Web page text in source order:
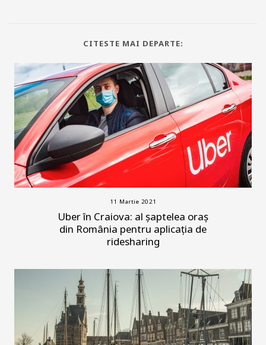
CITESTE MAI DEPARTE:
11 Martie 2021
Uber în Craiova: al șaptelea oraș
din România pentru aplicația de
ridesharing